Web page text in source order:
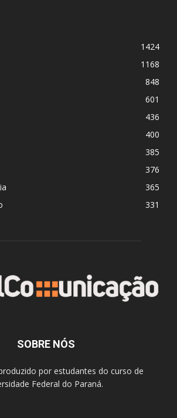
1424
1168
848
601
436
400
385
376
365
331
SOBRE NÓS
por estudantes do curso de
Federal do Paraná.